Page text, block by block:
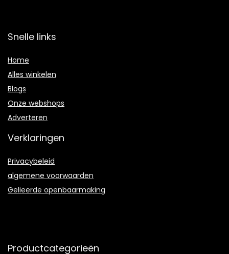
Snelle links
Home
Alles winkelen
Blogs
Onze webshops
Adverteren
Verklaringen
Privacybeleid
algemene voorwaarden
Gelieerde openbaarmaking
Productcategorieën